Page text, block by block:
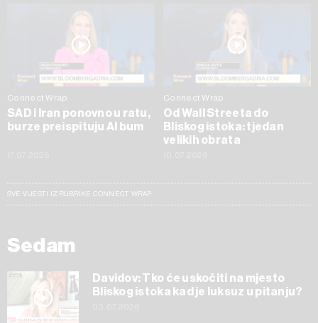
Connect Wrap
SAD i Iran ponovno u ratu,
burze preispituju AI bum
Connect Wrap
Od Wall Streeta do
Bliskog istoka: tjedan
velikih obrata
SVE VIJESTI IZ RUBRIKE CONNECT WRAP
Sedam
Davidov: Tko će uskočiti na mjesto
Bliskog istoka kad je luksuz u pitanju?